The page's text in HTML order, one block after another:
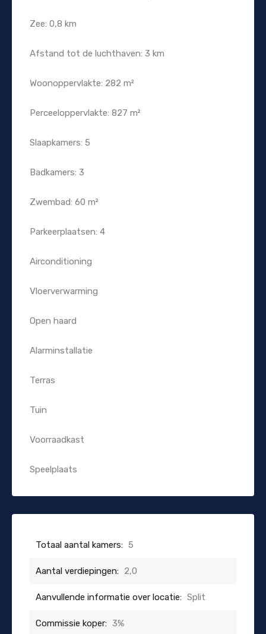
Zee: 0,8 km
Afstand tot de luchthaven: 3 km
Woonoppervlakte: 282 m²
Perceeloppervlakte: 827 m²
Slaapkamers: 5
Badkamers: 3
Zwembad: 60 m²
Parkeerplaatsen: 4
Airconditioning
Vloerverwarming
Open haard
Alarminstallatie
Terras
Tuin
Voorraadkast
Speelplaats
Totaal aantal kamers: 5
Aantal verdiepingen: 2,0
Aanvullende informatie over locatie: Split
Commissie koper: 3%